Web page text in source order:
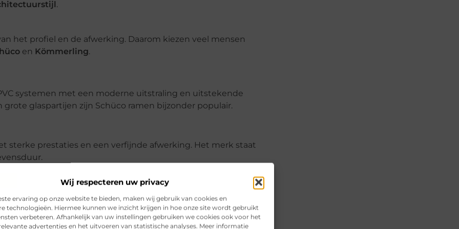
Wij respecteren uw privacy
ervaring op onze website te bieden, maken wij gebruik van cookies en
technologieën. Hiermee kunnen we inzicht krijgen in hoe onze site wordt gebruikt
verbeteren. Afhankelijk van uw instellingen gebruiken we cookies ook voor het
advertenties en het uitvoeren van statistische analyses. Meer informatie
.
het profiel en de afwerking. Daarom kiezen veel mensen
en Kömmerling.
systemen met een moderne uitstraling en uitstekende
glaspartijen zijn Schüco ramen bijzonder populair.
sterke prestaties en een verfijnde afwerking. Het merk staat
die niet alleen mooi ogen, maar ook jarenlang
. Waar houten ramen regelmatig geschuurd en